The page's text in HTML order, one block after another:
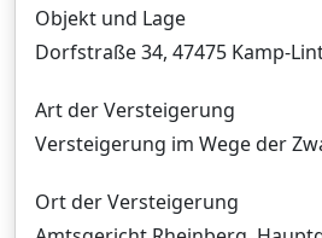
Objekt und Lage
Dorfstraße 34, 47475 Kamp-
Art der Versteigerung
Versteigerung im Wege der
Ort der Versteigerung